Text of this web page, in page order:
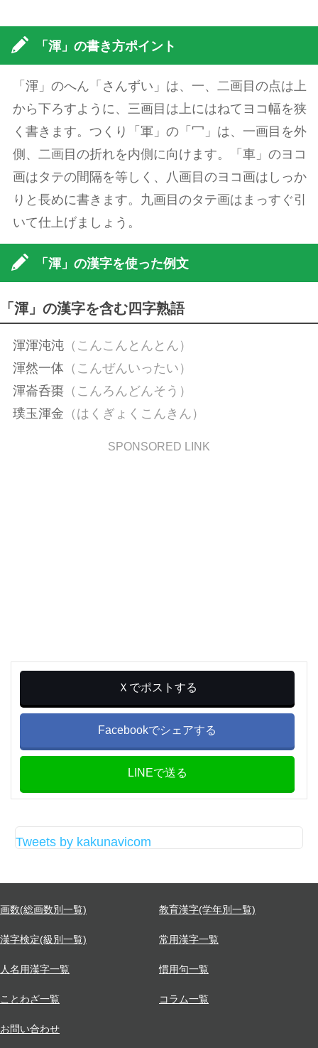
「渾」の書き方ポイント
「渾」のへん「さんずい」は、一、二画目の点は上
から下ろすように、三画目は上にはねてヨコ幅を狭
く書きます。つくり「軍」の「冖」は、一画目を外
側、二画目の折れを内側に向けます。「車」のヨコ
画はタテの間隔を等しく、八画目のヨコ画はしっか
りと長めに書きます。九画目のタテ画はまっすぐ引
いて仕上げましょう。
「渾」の漢字を使った例文
「渾」の漢字を含む四字熟語
渾渾沌沌（こんこんとんとん）
渾然一体 （こんぜんいったい）
渾崙呑棗 （こんろんどんそう）
璞玉渾金 （はくぎょくこんきん）
SPONSORED LINK
Ｘでポストする
Facebookでシェアする
LINEで送る
Tweets by kakunavicom
画数(総画数別一覧) 教育漢字(学年別一覧)
漢字検定(級別一覧) 常用漢字一覧
人名用漢字一覧 慣用句一覧
ことわざ一覧 コラム一覧
お問い合わせ